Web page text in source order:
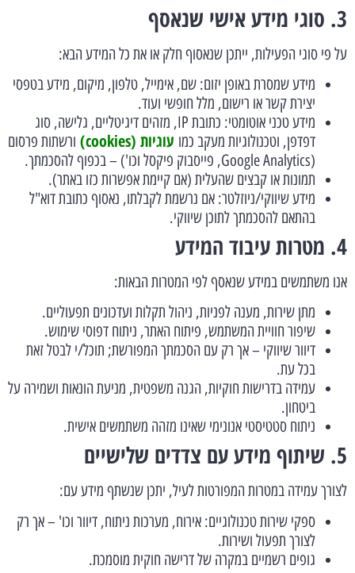
3. סוגי מידע אישי שנאסף
על פי סוגי הפעילות, ייתכן שנאסוף חלק או את כל המידע הבא:
מידע שמסרת באופן יזום: שם, אימייל, טלפון, מיקום, מידע בטפסי
יצירת קשר או רישום, מלל חופשי ועוד.
מידע טכני אוטומטי: כתובת IP, מזהים דיגיטליים, גלישה, סוג
דפדפן, וטכנולוגיות מעקב כמו עוגיות (cookies)
ורשתות פרסום
(Google Analytics, פייסבוק פיקסל וכו') – בכפוף להסכמתך.
תמונות או קבצים שהעלית (אם קיימת אפשרות כזו באתר).
מידע שיווקי/ניוזלטר: אם נרשמת לקבלתו, נאסוף כתובת דוא"ל
בהתאם להסכמתך לתוכן שיווקי.
4. מטרות עיבוד המידע
אנו משתמשים במידע שנאסף לפי המטרות הבאות:
מתן שירות, מענה לפניות, ניהול תקלות ועדכונים תפעוליים.
שיפור חוויית המשתמש, פיתוח האתר, ניתוח דפוסי שימוש.
דיוור שיווקי – אך רק עם הסכמתך המפורשת; תוכל/י לבטל זאת
בכל עת.
עמידה בדרישות חוקיות, הגנה משפטית, מניעת הונאות ושמירה על
ביטחון.
ניתוח סטטיסטי אנונימי שאינו מזהה משתמשים אישית.
5. שיתוף מידע עם צדדים שלישיים
לצורך עמידה במטרות המפורטות לעיל, יתכן שנשתף מידע עם:
ספקי שירות טכנולוגיים: אירוח, מערכות ניתוח, דיוור וכו' – אך רק
לצורך תפעול ושירות.
גופים רשמיים במקרה של דרישה חוקית מוסמכת.